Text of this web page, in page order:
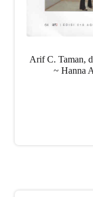
Arif C. Taman,
~ Hanna